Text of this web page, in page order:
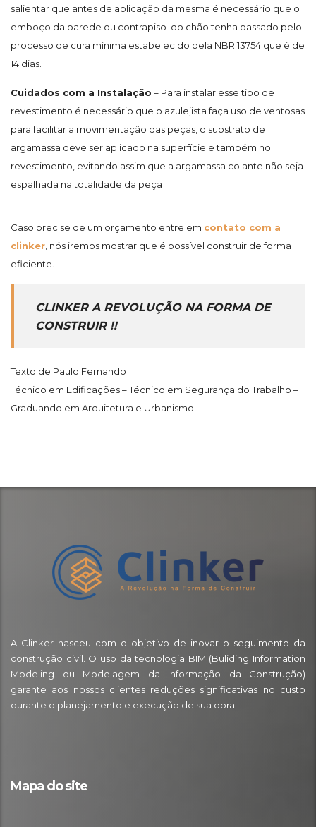
salientar que antes de aplicação da mesma é necessário que o
emboço da parede ou contrapiso do chão tenha passado pelo
processo de cura mínima estabelecido pela NBR 13754 que é de
14 dias.
Cuidados com a Instalação – Para instalar esse tipo de
revestimento é necessário que o azulejista faça uso de ventosas
para facilitar a movimentação das peças, o substrato de
argamassa deve ser aplicado na superfície e também no
revestimento, evitando assim que a argamassa colante não seja
espalhada na totalidade da peça
Caso precise de um orçamento entre em contato com a
clinker , nós iremos mostrar que é possível construir de forma
eficiente.
CLINKER A REVOLUÇÃO NA FORMA DE
CONSTRUIR !!
Texto de Paulo Fernando
Técnico em Edificações – Técnico em Segurança do Trabalho –
Graduando em Arquitetura e Urbanismo
A Clinker nasceu com o objetivo de inovar o seguimento da
construção civil. O uso da tecnologia BIM (Buliding Information
Modeling ou Modelagem da Informação da Construção)
garante aos nossos clientes reduções significativas no custo
durante o planejamento e execução de sua obra.
Mapa do site